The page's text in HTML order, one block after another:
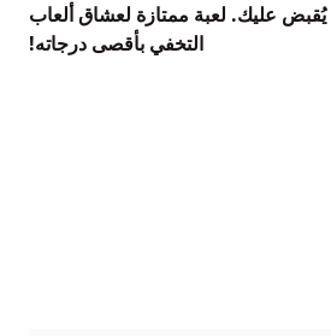
عليك. لعبة ممتازة لعشاق ألعاب
التخفي بأقصى درجاته!